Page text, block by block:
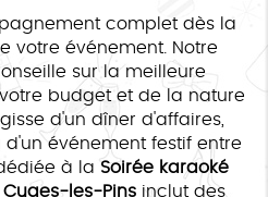
complet dès la
votre événement. Notre
sur la meilleure
budget et de la nature
d'un dîner d'affaires,
événement festif entre
à la Soirée karaoké
les-Pins inclut des